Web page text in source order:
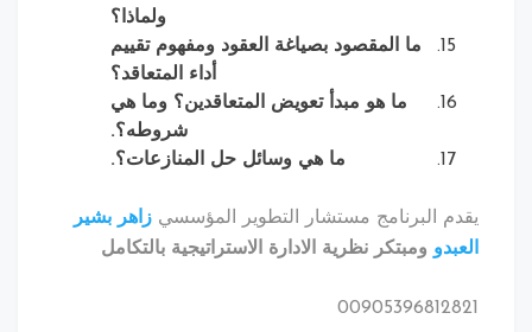
ما المقصود بصياغة العقود ومفهوم تقييم
أداء المتعاقد؟
ما هو مبدأ تعويض المتعاقدين؟ وما هي
ما هي وسائل حل المنازعات؟.
البرنامج مستشار التطوير المؤسسي
زاهر بشير
ومبتكر نظرية الادارة الاستراتيجية بالتكامل